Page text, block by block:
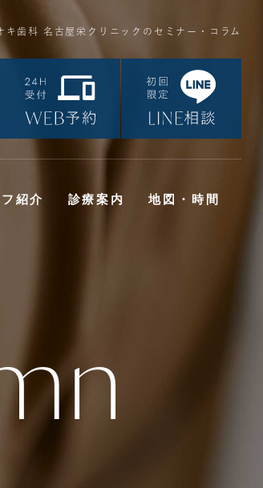
歯科 名古屋栄クリニックのセミナー・コラム
紹介 診療案内 地図・時間